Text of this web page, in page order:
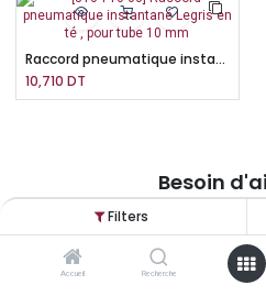
Filters
Accueil Recherche
Raccord pneumatique instantané Legris en té , pour tube 10 mm
10,710 DT
Besoin
UNE ÉQUIPE
24/7!
Pour toutes